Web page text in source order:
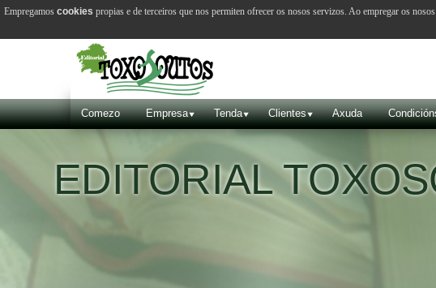
Comezo Empresa Tenda Clientes Axuda
EDITORIAL
Empregamos cookies propias e de terceiros que nos permiten ofrecer os nosos servizos. Ao empregar os